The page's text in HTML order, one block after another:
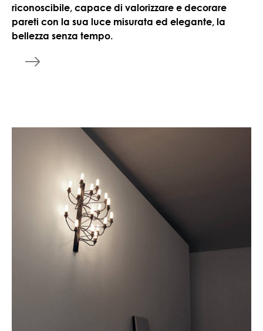
riconoscibile, capace di valorizzare e decorare
pareti con la sua luce misurata ed elegante, la
bellezza senza tempo.